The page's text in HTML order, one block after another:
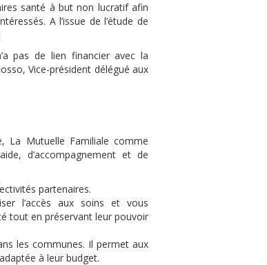
santé à but non lucratif afin
A l’issue de l’étude de
pas de lien financier avec la
Vice-président délégué aux
La Mutuelle Familiale comme
d’accompagnement et de
partenaires.
l’accès aux soins et vous
tout en préservant leur pouvoir
les communes. Il permet aux
à leur budget.